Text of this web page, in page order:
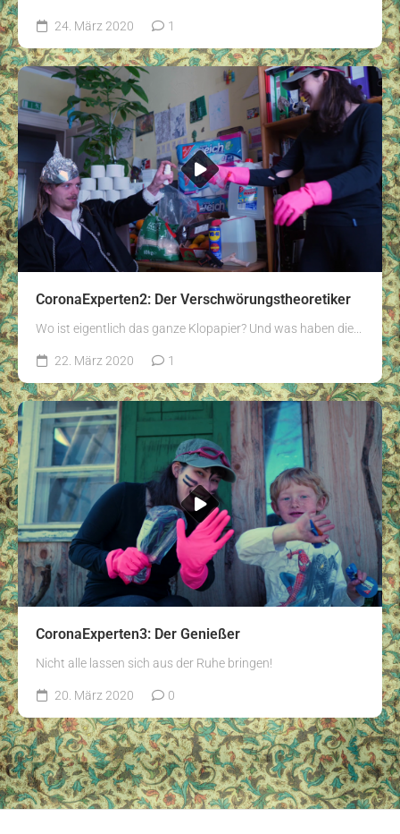
24. März 2020 1
CoronaExperten2: Der Verschwörungstheoretiker
Wo ist eigentlich das ganze Klopapier? Und was haben die...
22. März 2020 1
CoronaExperten3: Der Genießer
Nicht alle lassen sich aus der Ruhe bringen!
20. März 2020 0